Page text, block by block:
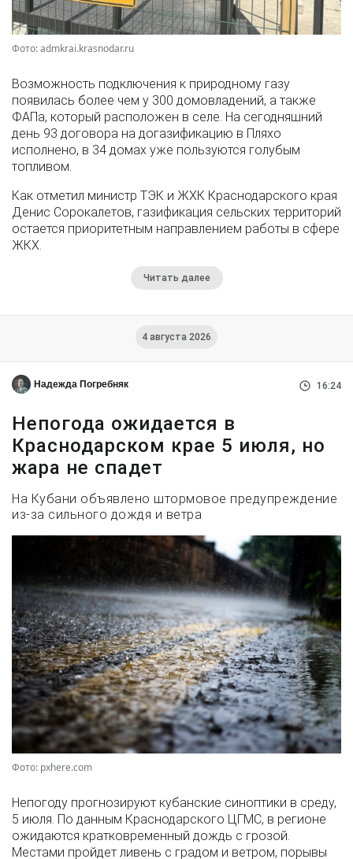
Фото: admkrai.krasnodar.ru
Возможность подключения к природному газу
появилась более чем у 300 домовладений, а также
ФАПа, который расположен в селе. На сегодняшний
день 93 договора на догазификацию в Пляхо
исполнено, в 34 домах уже пользуются голубым
топливом.
Как отметил министр ТЭК и ЖХК Краснодарского края
Денис Сорокалетов, газификация сельских территорий
остается приоритетным направлением работы в сфере
ЖКХ.
Читать далее
4 августа 2026
Надежда Погребняк 16:24
Непогода ожидается в
Краснодарском крае 5 июля, но
жара не спадет
На Кубани объявлено штормовое предупреждение
из-за сильного дождя и ветра
Фото: pxhere.com
Непогоду прогнозируют кубанские синоптики в среду,
5 июля. По данным Краснодарского ЦГМС, в регионе
ожидаются кратковременный дождь с грозой.
Местами пройдет ливень с градом и ветром, порывы